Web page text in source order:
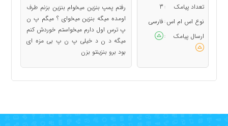
تعداد پیامک :
3
نوع اس ام اس : فارسی
ارسال پیامک
:
رفتم پمپ بنزین میخوام بنزین بزنم طرف
اومده میگه بنزین میخوای ؟ میگم پ ن
پ ترس اول دارم میخواستم خوردش کنم
میگه د ن د خیلی پ ن پ بی مزه ای
بود برو بنزینتو بزن